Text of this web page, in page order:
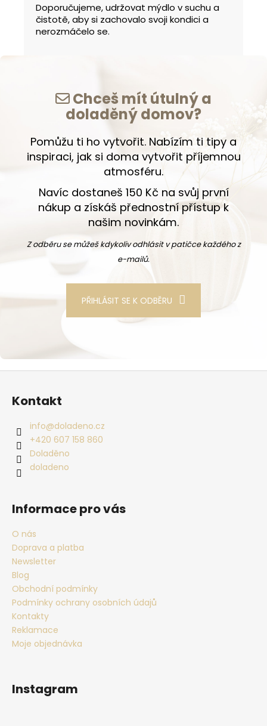
Doporučujeme, udržovat mýdlo v suchu a
čistotě, aby si zachovalo svoji kondici a
nerozmáčelo se.
Chceš mít útulný a
doladěný domov?
Pomůžu ti ho vytvořit. Nabízím ti tipy a
inspiraci, jak si doma vytvořit příjemnou
atmosféru.
Navíc dostaneš 150 Kč na svůj první
nákup a získáš přednostní přístup k
našim novinkám.
Z odběru se můžeš kdykoliv odhlásit v patičce každého z
e-mailů.
PŘIHLÁSIT SE K ODBĚRU
Zápatí
Kontakt
info@doladeno.cz
+420 607 158 860
Doladěno
doladeno
Informace pro vás
O nás
Doprava a platba
Newsletter
Blog
Obchodní podmínky
Podmínky ochrany osobních údajů
Kontakty
Reklamace
Moje objednávka
Instagram